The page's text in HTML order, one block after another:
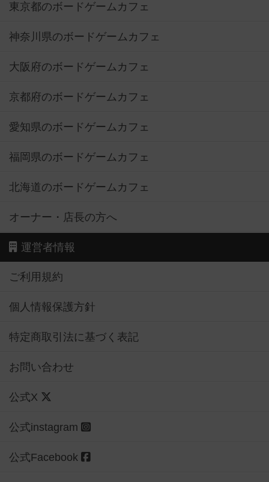
東京都のボードゲームカフェ
神奈川県のボードゲームカフェ
大阪府のボードゲームカフェ
京都府のボードゲームカフェ
愛知県のボードゲームカフェ
福岡県のボードゲームカフェ
北海道のボードゲームカフェ
オーナー・店長の方へ
運営者情報
ご利用規約
個人情報保護方針
特定商取引法に基づく表記
お問い合わせ
公式X
公式instagram
公式Facebook